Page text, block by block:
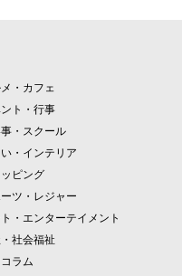
・カフェ
ト・行事
・スクール
・インテリア
ピング
ツ・レジャー
・エンターテイメント
社会福祉
ラム